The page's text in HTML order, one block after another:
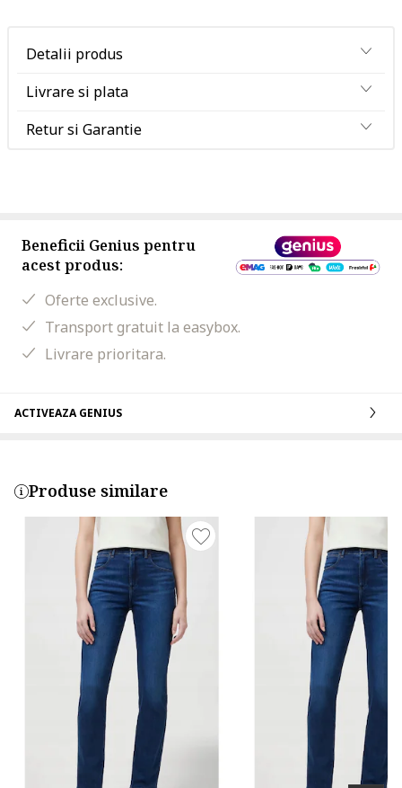
Detalii produs
Livrare si plata
Retur si Garantie
Beneficii Genius pentru
acest produs:
Oferte exclusive.
Transport gratuit la easybox.
Livrare prioritara.
ACTIVEAZA GENIUS
Produse similare